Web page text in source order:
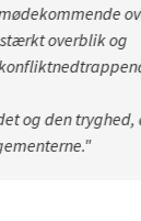
for vores
og godt klædt
været præget
og løsninger,
oplevet hurtig
gennemgående